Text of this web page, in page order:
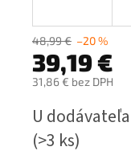
48,99 € –20 %
39,19 €
31,86 € bez DPH
cena:
U
(>3 ks)